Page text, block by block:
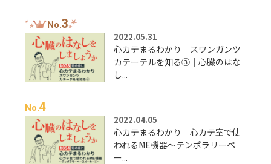
No.3
2022.05.31
心カテまるわかり｜スワンガンツ
カテーテルを知る③｜心臓のはな
し...
No.4
2022.04.05
心カテまるわかり｜心カテ室で使
われるME機器～テンポラリーペ
ー...